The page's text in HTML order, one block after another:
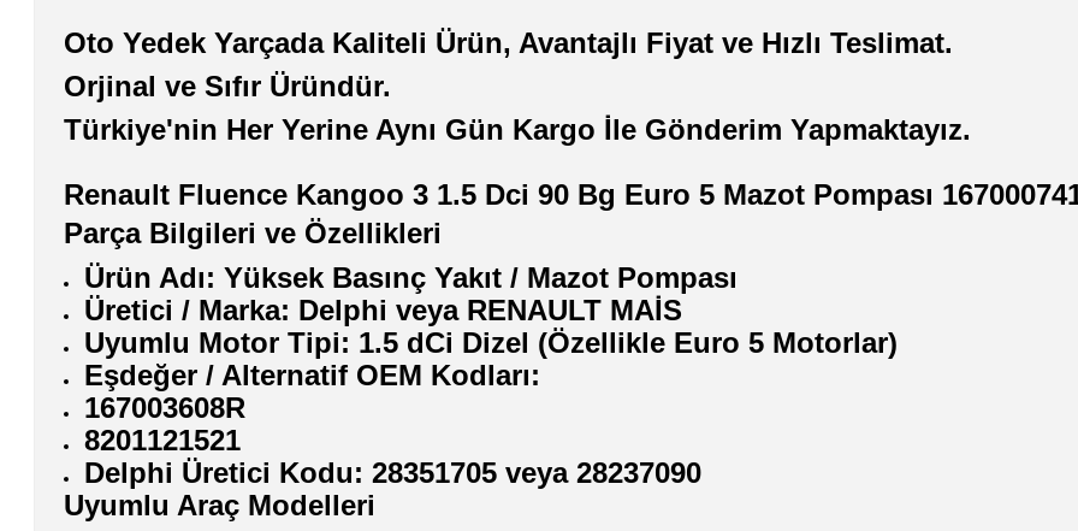
Oto Yedek Yarçada Kaliteli Ürün, Avantajlı Fiyat ve Hızlı Teslimat.
Orjinal ve Sıfır Üründür.
Türkiye'nin Her Yerine Aynı Gün Kargo İle Gönderim Yapmaktayız.
Renault Fluence Kangoo 3 1.5 Dci 90 Bg Euro 5 Mazot Pompası
Parça Bilgileri ve Özellikleri
Ürün Adı: Yüksek Basınç Yakıt / Mazot Pompası
Üretici / Marka: Delphi veya RENAULT MAİS
Uyumlu Motor Tipi: 1.5 dCi Dizel (Özellikle Euro 5 Motorlar)
Eşdeğer / Alternatif OEM Kodları:
167003608R
8201121521
Delphi Üretici Kodu: 28351705 veya 28237090
Uyumlu Araç Modelleri